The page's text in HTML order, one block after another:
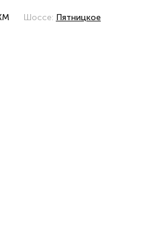
Шоссе: Пятницкое